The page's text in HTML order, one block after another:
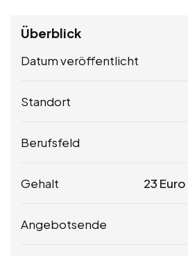
Überblick
Datum veröffentlicht
Standort
Berufsfeld
Gehalt 23 Euro
Angebotsende